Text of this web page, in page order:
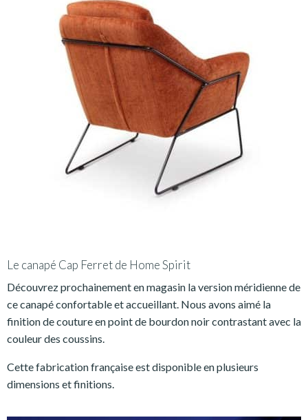
Le canapé Cap Ferret de Home Spirit
Découvrez prochainement en magasin la version méridienne de
ce canapé confortable et accueillant. Nous avons aimé la
finition de couture en point de bourdon noir contrastant avec la
couleur des coussins.
Cette fabrication française est disponible en plusieurs
dimensions et finitions.